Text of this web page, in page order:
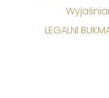
LEGALNI